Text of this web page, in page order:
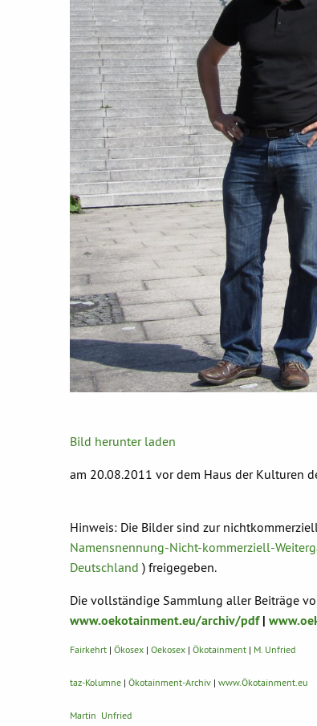
Bild herunter laden
am 20.08.2011 vor dem Haus der Kulturen
Hinweis: Die Bilder sind zur
Namensnennung-Nicht-kommerziell-
Deutschland ) freigegeben.
Die vollständige Sammlung aller Beiträge
www.oekotainment.eu/archiv/pdf|
Fairkehrt | Ökosex | Oekosex | Ökotainment | M. Unfried
taz-Kolumne | Ökotainment-Archiv | www.Ökotainment.eu
Martin Unfried